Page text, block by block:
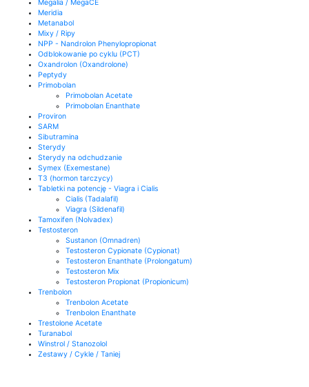
Megalia / MegaCE
Meridia
Metanabol
Mixy / Ripy
NPP - Nandrolon Phenylopropionat
Odblokowanie po cyklu (PCT)
Oxandrolon (Oxandrolone)
Peptydy
Primobolan
Primobolan Acetate
Primobolan Enanthate
Proviron
SARM
Sibutramina
Sterydy
Sterydy na odchudzanie
Symex (Exemestane)
T3 (hormon tarczycy)
Tabletki na potencję - Viagra i Cialis
Cialis (Tadalafil)
Viagra (Sildenafil)
Tamoxifen (Nolvadex)
Testosteron
Sustanon (Omnadren)
Testosteron Cypionate (Cypionat)
Testosteron Enanthate (Prolongatum)
Testosteron Mix
Testosteron Propionat (Propionicum)
Trenbolon
Trenbolon Acetate
Trenbolon Enanthate
Trestolone Acetate
Turanabol
Winstrol / Stanozolol
Zestawy / Cykle / Taniej